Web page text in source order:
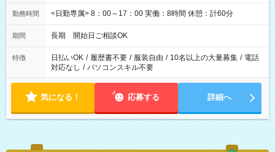
勤務時間 <日勤専属> 8：00～17：00 実働：8時間 休憩：計60分
期間 長期 開始日ご相談OK
特徴 日払いOK / 履歴書不要 / 服装自由 / 10名以上の大量募集 / 電話
対応なし / パソコンスキル不要
気になる！ 応募する 詳細へ